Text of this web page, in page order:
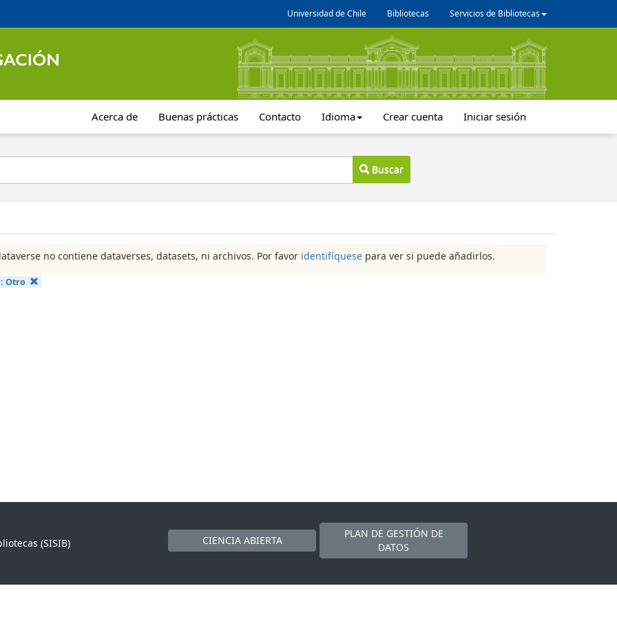
Universidad de Chile Bibliotecas Servicios de Bibliotecas
Acerca de Buenas prácticas Contacto Idioma Crear cuenta Iniciar sesión
Buscar
no contiene dataverses, datasets, ni archivos. Por favor identifíquese para ver si puede añadirlos.
Otro
(SISIB)
CIENCIA ABIERTA
PLAN DE GESTIÓN DE
DATOS